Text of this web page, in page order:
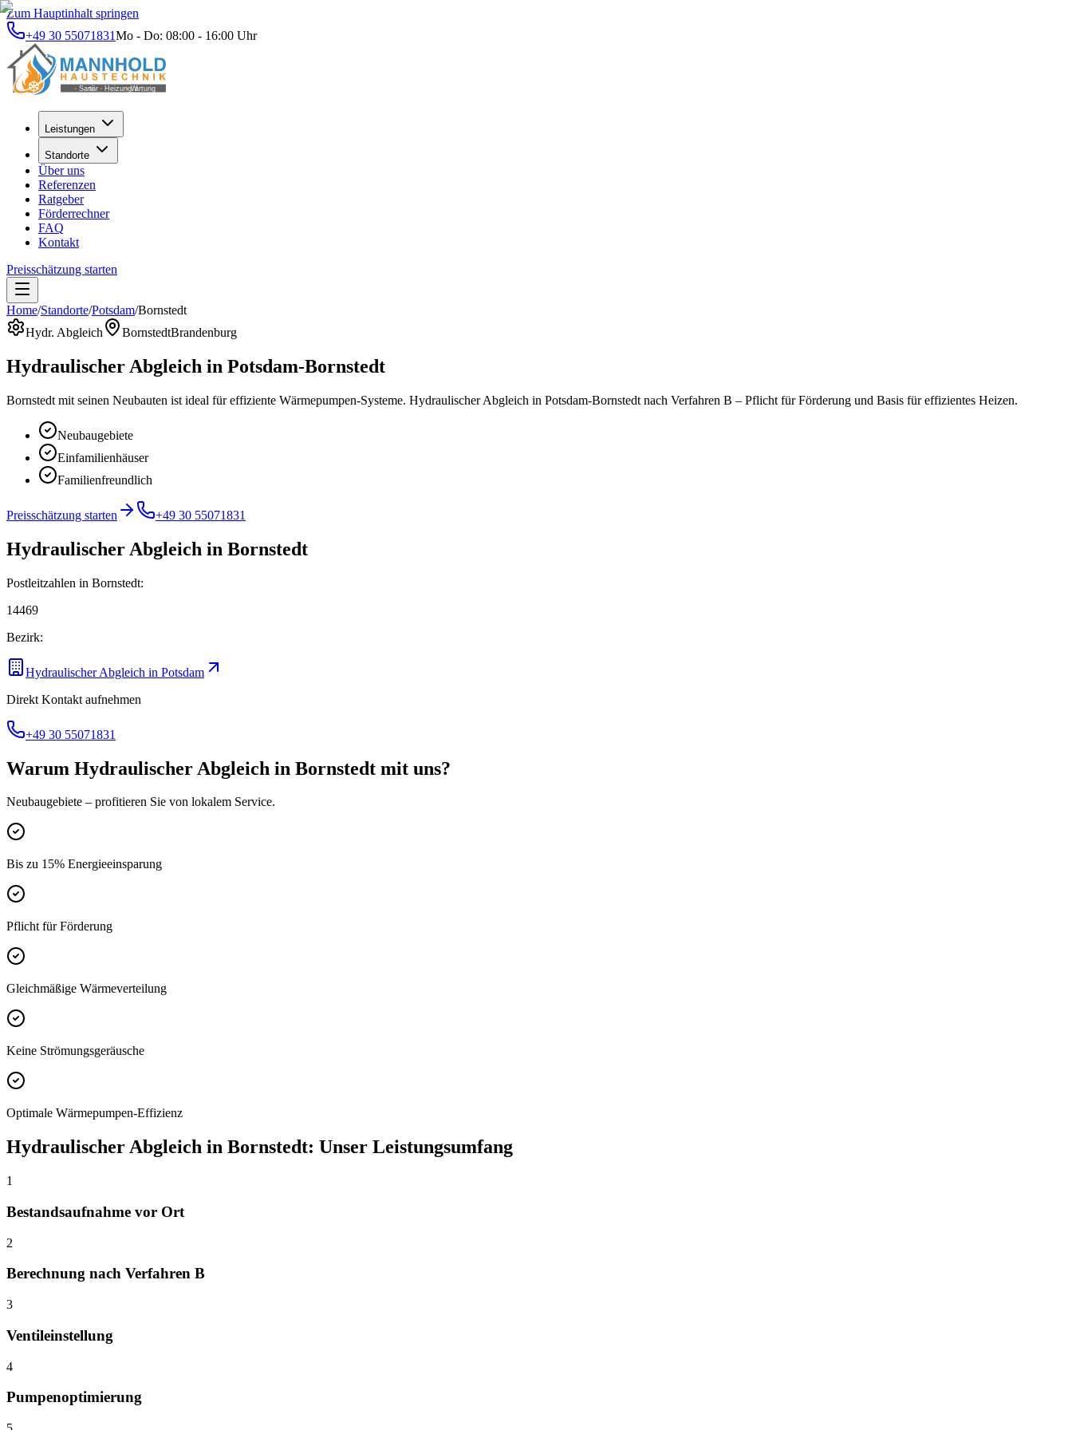
Zum Hauptinhalt springen
+49 30 55071831Mo - Do: 08:00 - 16:00 Uhr
Leistungen
Standorte
Über uns
Referenzen
Ratgeber
Förderrechner
FAQ
Kontakt
Preisschätzung starten
Home/Standorte/Potsdam/Bornstedt
Hydr. Abgleich
BornstedtBrandenburg
Hydraulischer Abgleich in Potsdam-Bornstedt
Bornstedt mit seinen Neubauten ist ideal für effiziente Wärmepumpen-Systeme. Hydraulischer Abgleich in Potsdam-Bornstedt nach Verfahren B – Pflicht für Förderung und Basis für effizientes Heizen.
Neubaugebiete
Einfamilienhäuser
Familienfreundlich
Preisschätzung starten +49 30 55071831
Hydraulischer Abgleich in Bornstedt
Postleitzahlen in Bornstedt:
14469
Bezirk:
Hydraulischer Abgleich in Potsdam
Direkt Kontakt aufnehmen
+49 30 55071831
Warum Hydraulischer Abgleich in Bornstedt mit uns?
Neubaugebiete – profitieren Sie von lokalem Service.
Bis zu 15% Energieeinsparung
Pflicht für Förderung
Gleichmäßige Wärmeverteilung
Keine Strömungsgeräusche
Optimale Wärmepumpen-Effizienz
Hydraulischer Abgleich in Bornstedt: Unser Leistungsumfang
1
Bestandsaufnahme vor Ort
2
Berechnung nach Verfahren B
3
Ventileinstellung
4
Pumpenoptimierung